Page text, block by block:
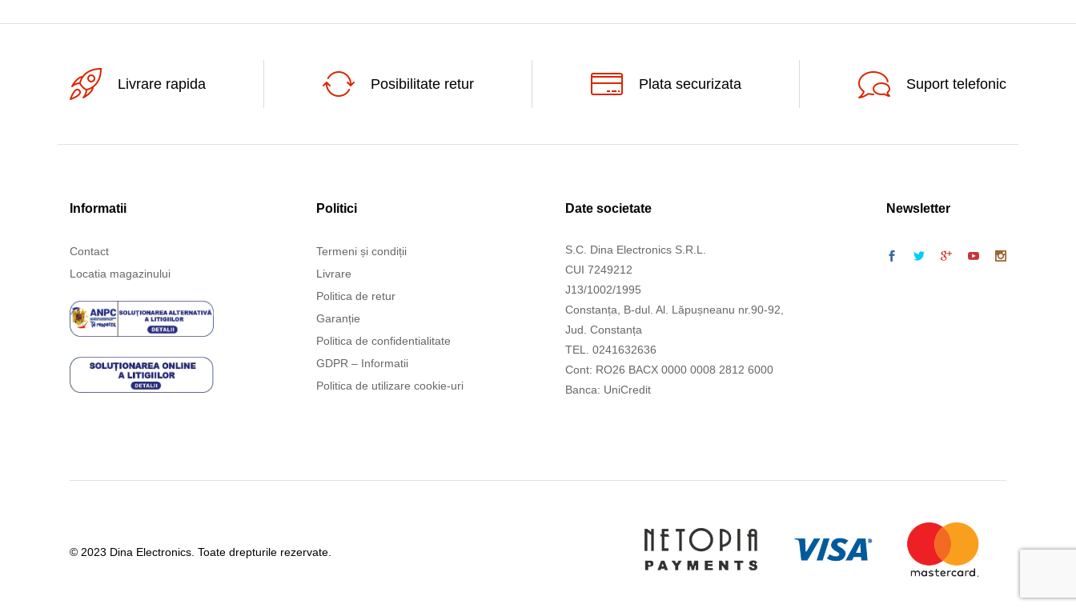
Livrare rapida Posibilitate retur Plata securizata Suport telefonic
Informatii
Contact
Locatia magazinului
Politici
Termeni și condiții
Livrare
Politica de retur
Garanție
Politica de confidentialitate
GDPR – Informatii
Politica de utilizare cookie-uri
Date societate
S.C. Dina Electronics S.R.L.
CUI 7249212
J13/1002/1995
Constanța, B-dul. Al. Lăpușneanu nr.90-92,
Jud. Constanța
TEL. 0241632636
Cont: RO26 BACX 0000 0008 2812 6000
Banca: UniCredit
Newsletter
© 2023 Dina Electronics. Toate drepturile rezervate.